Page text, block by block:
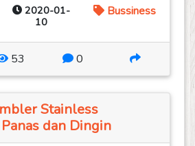
2020-01-
10
Bussiness
53 0
Stainless
dan Dingin